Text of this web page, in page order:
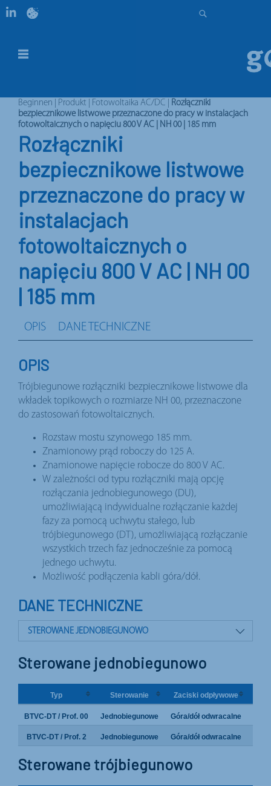
Beginnen Produkt Fotowoltaika AC/DC
Rozłączniki
bezpiecznikowe listwowe przeznaczone do pracy w instalacjach
fotowoltaicznych o napięciu 800 V AC | NH 00 | 185 mm
Rozłączniki
bezpiecznikowe listwowe
przeznaczone do pracy w
instalacjach
fotowoltaicznych o
napięciu 800 V AC | NH 00
| 185 mm
OPIS DANE TECHNICZNE
OPIS
Trójbiegunowe rozłączniki bezpiecznikowe listwowe dla
wkładek topikowych o rozmiarze NH 00, przeznaczone
do zastosowań fotowoltaicznych.
Rozstaw mostu szynowego 185 mm.
Znamionowy prąd roboczy do 125 A.
Znamionowe napięcie robocze do 800 V AC.
W zależności od typu rozłączniki mają opcję
rozłączania jednobiegunowego (DU),
umożliwiającą indywidualne rozłączanie każdej
fazy za pomocą uchwytu stałego, lub
trójbiegunowego (DT), umożliwiającą rozłączanie
wszystkich trzech faz jednocześnie za pomocą
jednego uchwytu.
Możliwość podłączenia kabli góra/dół.
DANE TECHNICZNE
STEROWANE JEDNOBIEGUNOWO
Sterowane jednobiegunowo
Typ Sterowanie Zaciski odpływowe
BTVC-DT / Prof. 00 Jednobiegunowe Góra/dół odwracalne
BTVC-DT / Prof. 2 Jednobiegunowe Góra/dół odwracalne
Sterowane trójbiegunowo